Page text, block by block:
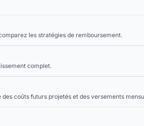
les stratégies de remboursement.
complet.
coûts futurs projetés et des versements